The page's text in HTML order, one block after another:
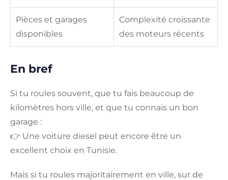
Pièces et garages
disponibles
Complexité croissante
des moteurs récents
En bref
Si tu roules souvent, que tu fais beaucoup de
kilomètres hors ville, et que tu connais un bon
garage :
👉 Une voiture diesel peut encore être un
excellent choix en Tunisie.
Mais si tu roules majoritairement en ville, sur de